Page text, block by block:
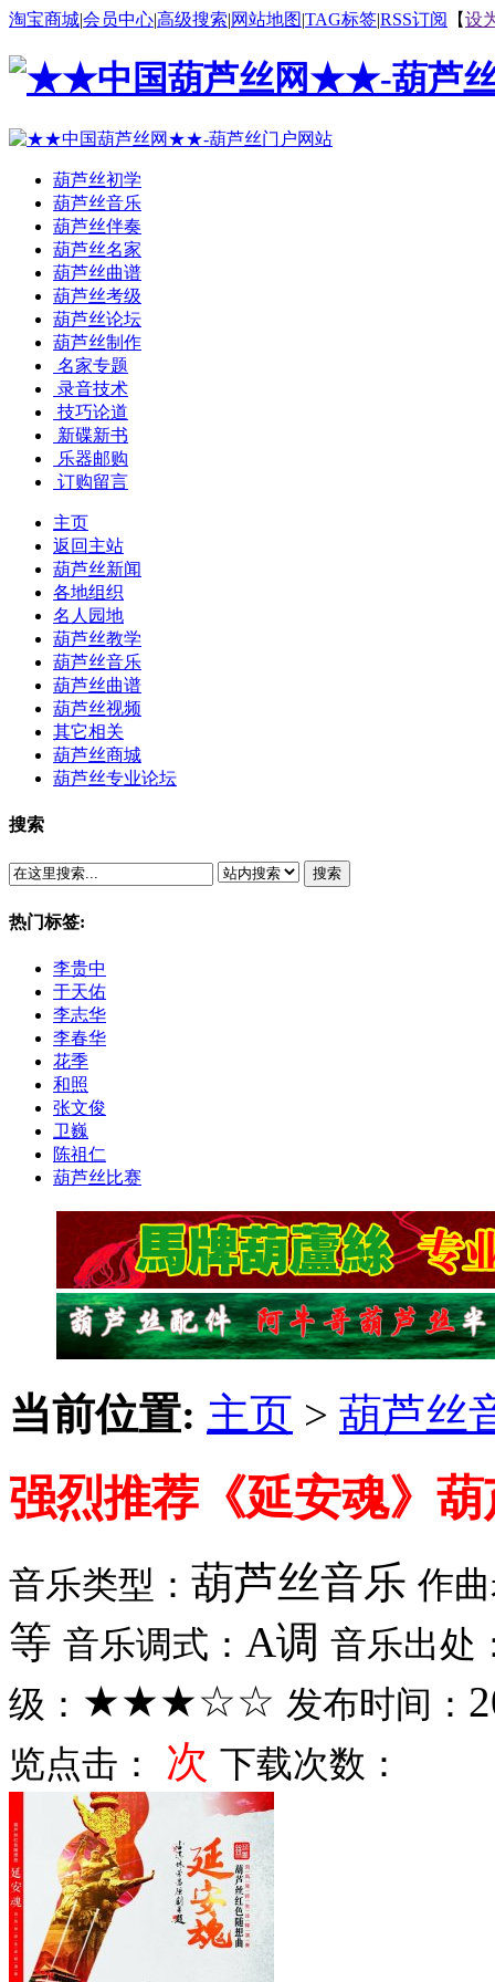
淘宝商城|会员中心|高级搜索|网站地图|TAG标签|RSS订阅 【设
葫芦丝初学
葫芦丝音乐
葫芦丝伴奏
葫芦丝名家
葫芦丝曲谱
葫芦丝考级
葫芦丝论坛
葫芦丝制作
名家专题
录音技术
技巧论道
新碟新书
乐器邮购
订购留言
主页
返回主站
葫芦丝新闻
各地组织
名人园地
葫芦丝教学
葫芦丝音乐
葫芦丝曲谱
葫芦丝视频
其它相关
葫芦丝商城
葫芦丝专业论坛
搜索
搜索
热门标签:
李贵中
于天佑
李志华
李春华
花季
和照
张文俊
卫巍
陈祖仁
葫芦丝比赛
当前位置: 主页 > 葫芦丝
强烈推荐《延安魂》
音乐类型： 葫芦丝音乐 作
等 音乐调式： A调 音乐出处
级： ★★★☆☆ 发布时间：
览点击： 次 下载次数：